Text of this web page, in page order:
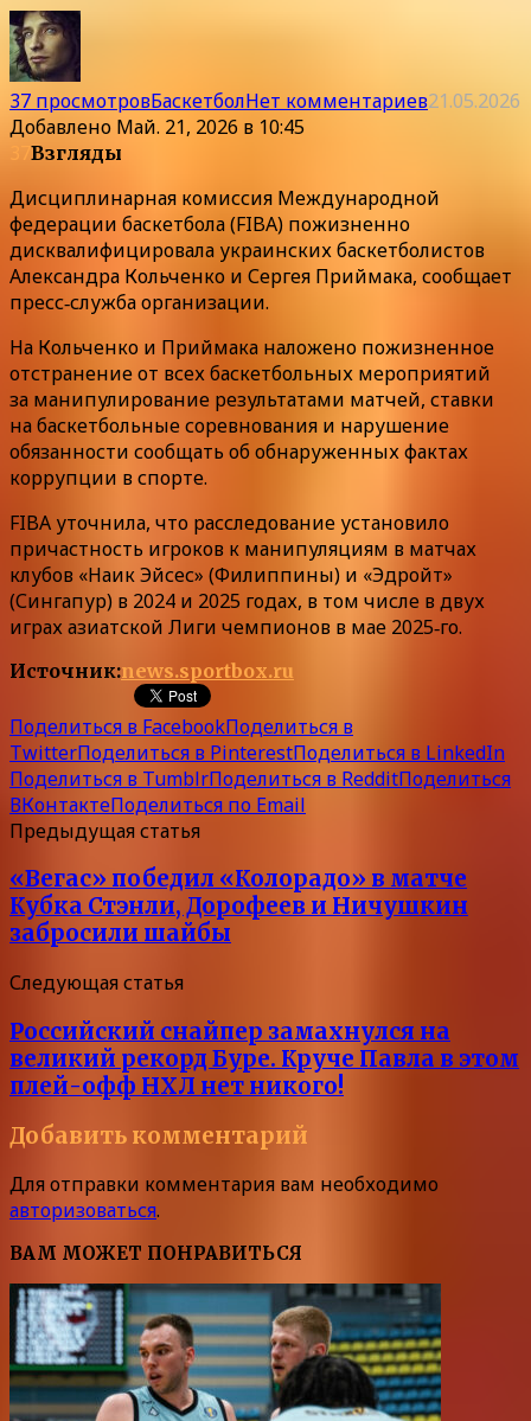
37 просмотровБаскетболНет комментариев21.05.2026
Добавлено Май. 21, 2026 в 10:45
Взгляды
Дисциплинарная комиссия Международной
федерации баскетбола (FIBA) пожизненно
дисквалифицировала украинских баскетболистов
Александра Кольченко и Сергея Приймака, сообщает
пресс‑служба организации.
На Кольченко и Приймака наложено пожизненное
отстранение от всех баскетбольных мероприятий
за манипулирование результатами матчей, ставки
на баскетбольные соревнования и нарушение
обязанности сообщать об обнаруженных фактах
коррупции в спорте.
FIBA уточнила, что расследование установило
причастность игроков к манипуляциям в матчах
клубов «Наик Эйсес» (Филиппины) и «Эдройт»
(Сингапур) в 2024 и 2025 годах, в том числе в двух
играх азиатской Лиги чемпионов в мае 2025‑го.
Источник:news.sportbox.ru
Поделиться в FacebookПоделиться в
TwitterПоделиться в PinterestПоделиться в LinkedIn
Поделиться в TumblrПоделиться в RedditПоделиться
ВКонтактеПоделиться по Email
Предыдущая статья
«Вегас» победил «Колорадо» в матче
Кубка Стэнли, Дорофеев и Ничушкин
забросили шайбы
Следующая статья
Российский снайпер замахнулся на
великий рекорд Буре. Круче Павла в этом
плей-офф НХЛ нет никого!
Добавить комментарий
Для отправки комментария вам необходимо
авторизоваться.
ВАМ МОЖЕТ ПОНРАВИТЬСЯ